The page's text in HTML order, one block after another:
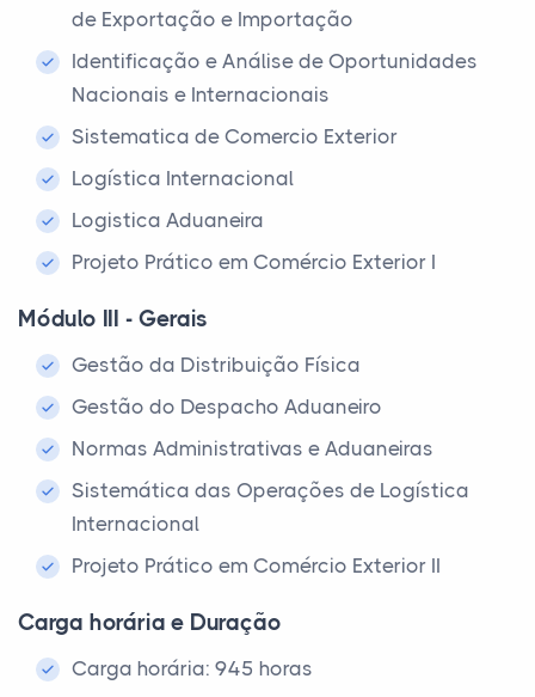
de Exportação e Importação
Identificação e Análise de Oportunidades
Nacionais e Internacionais
Sistematica de Comercio Exterior
Logística Internacional
Logistica Aduaneira
Projeto Prático em Comércio Exterior I
Módulo III - Gerais
Gestão da Distribuição Física
Gestão do Despacho Aduaneiro
Normas Administrativas e Aduaneiras
Sistemática das Operações de Logística
Internacional
Projeto Prático em Comércio Exterior II
Carga horária e Duração
Carga horária: 945 horas